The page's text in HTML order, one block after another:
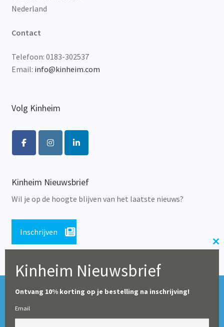
Nederland
Contact
Telefoon: 0183-302537
Email: info@kinheim.com
Volg Kinheim
Kinheim Nieuwsbrief
Wil je op de hoogte blijven van het laatste nieuws?
Inschrijven
© Alle rechten voorbehouden 2026 | Educatieve Uitgeverij
Tijdens de zomerperiode blijft onze webshop geopend,
Kinheim Nieuwsbrief
Ontvang 10% korting op je bestelling na inschrijving!
Email